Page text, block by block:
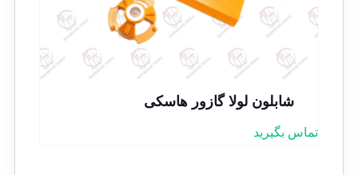
شابلون لولا گازور هاسکی
تماس بگیرید